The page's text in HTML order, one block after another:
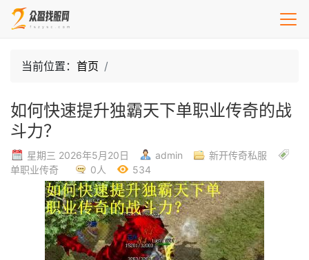
当前位置： 首页
如何快速提升独霸天下单职业传奇的战
斗力？
星期三 2026年5月20日 admin
新开传奇私服
单职业传奇
0人 534